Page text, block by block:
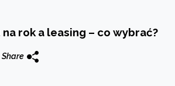
rok a leasing – co wybrać?
Share